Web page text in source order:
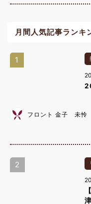
月間人気記事ランキ
1
フロント 金子 未怜
2